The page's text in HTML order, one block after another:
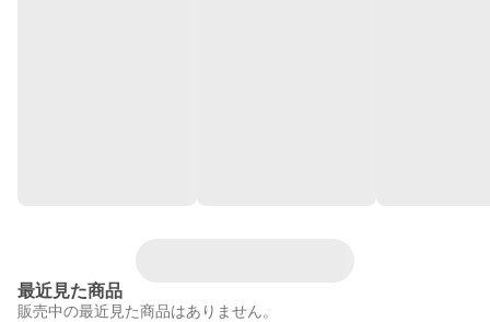
最近見た商品
販売中の最近見た商品はありません。